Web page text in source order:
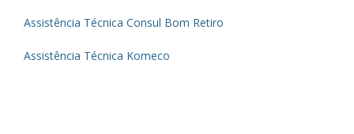
Assistência Técnica Consul Bom Retiro
Assistência Técnica Komeco